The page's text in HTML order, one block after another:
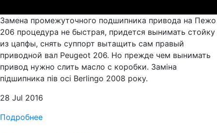
Замена промежуточного подшипника привода на Пежо
206 процедура не быстрая, придется вынимать стойку
из цапфы, снять суппорт вытащить сам правый
приводной вал Peugeot 206. Но прежде чем вынимать
привод нужно слить масло с коробки. Заміна
підшипника пів осі Berlingo 2008 року.
28 Jul 2016
Подробнее